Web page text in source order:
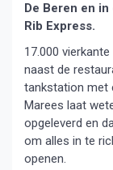
De Beren en
Rib Express.
17.000
naast de
tankstation met
Marees laat
opgeleverd en
om alles in te
openen.